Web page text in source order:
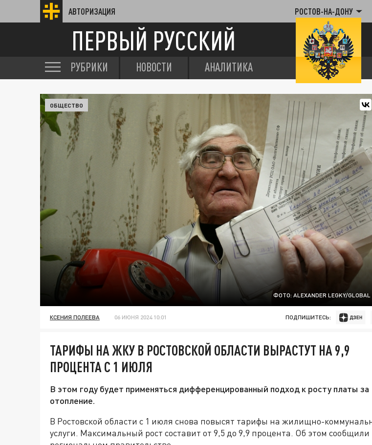
АВТОРИЗАЦИЯ РОСТОВ-НА-ДОНУ
ПЕРВЫЙ РУССКИЙ
РУБРИКИ НОВОСТИ АНАЛИТИКА
ФОТО: ALEXANDER LEGKY/GLOBAL
ОБЩЕСТВО
КСЕНИЯ ПОЛЕЕВА 06 ИЮНЯ 2024 10:01 ПОДПИШИТЕСЬ:
ТАРИФЫ НА ЖКУ В РОСТОВСКОЙ ОБЛАСТИ ВЫРАСТУТ НА 9,9
ПРОЦЕНТА С 1 ИЮЛЯ
В этом году будет применяться дифференцированный подход к росту платы за
отопление.
В Ростовской области с 1 июля снова повысят тарифы на жилищно-
услуги. Максимальный рост составит от 9,5 до 9,9 процента. Об этом сообщили